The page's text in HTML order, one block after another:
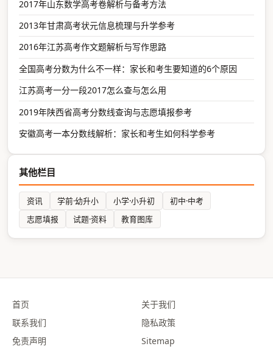
2017年山东数学高考卷解析与备考方法
2013年甘肃高考状元信息梳理与升学参考
2016年江苏高考作文题解析与写作思路
全国高考分数为什么不一样：家长和考生要知道的6个原因
江苏高考一分一段2017怎么查与怎么用
2019年陕西省高考分数线查询与志愿填报参考
安徽高考一本分数线解析：家长和考生如何科学参考
其他栏目
资讯 学前·幼升小 小学·小升初
初中·中考
志愿填报
试题·资料 教育图库
首页
关于我们
联系我们
隐私政策
免责声明
Sitemap